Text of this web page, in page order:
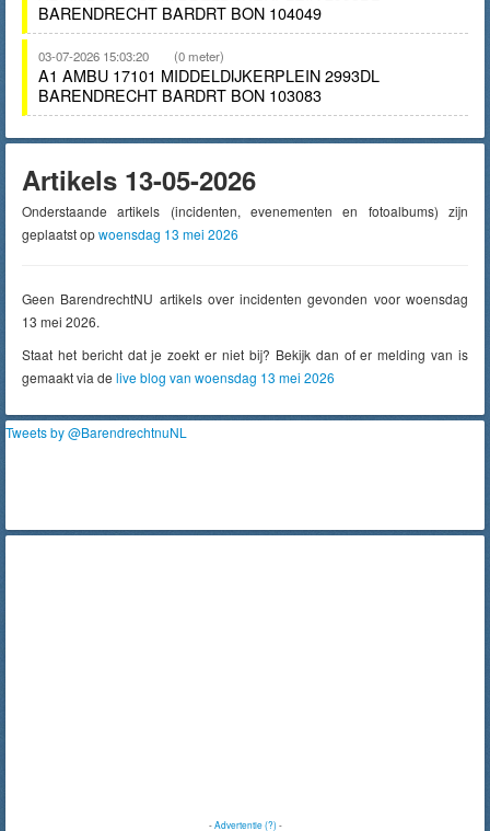
BARENDRECHT BARDRT BON 104049
03-07-2026 15:03:20 (0 meter)
A1 AMBU 17101 MIDDELDIJKERPLEIN 2993DL
BARENDRECHT BARDRT BON 103083
Artikels 13-05-2026
Onderstaande artikels (incidenten, evenementen en fotoalbums) zijn
geplaatst opwoensdag 13 mei 2026
Geen BarendrechtNU artikels over incidenten gevonden voor woensdag
13 mei 2026.
Staat het bericht dat je zoekt er niet bij? Bekijk dan of er melding van is
gemaakt via de live blog van woensdag 13 mei 2026
Tweets by @BarendrechtnuNL
-Advertentie (?)-